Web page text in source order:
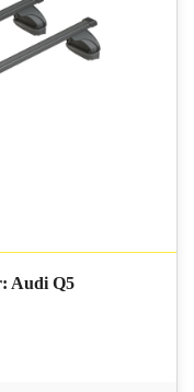
Audi Q5